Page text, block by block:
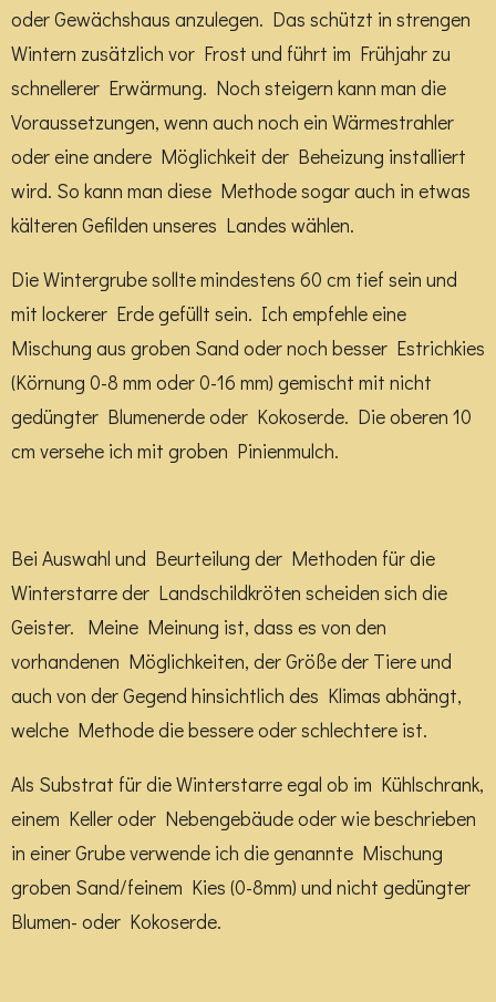
oder Gewächshaus anzulegen. Das schützt in strengen
Wintern zusätzlich vor Frost und führt im Frühjahr zu
schnellerer Erwärmung. Noch steigern kann man die
Voraussetzungen, wenn auch noch ein Wärmestrahler
oder eine andere Möglichkeit der Beheizung installiert
wird. So kann man diese Methode sogar auch in etwas
kälteren Gefilden unseres Landes wählen.
Die Wintergrube sollte mindestens 60 cm tief sein und
mit lockerer Erde gefüllt sein. Ich empfehle eine
Mischung aus groben Sand oder noch besser Estrichkies
(Körnung 0-8 mm oder 0-16 mm) gemischt mit nicht
gedüngter Blumenerde oder Kokoserde. Die oberen 10
cm versehe ich mit groben Pinienmulch.
Bei Auswahl und Beurteilung der Methoden für die
Winterstarre der Landschildkröten scheiden sich die
Geister. Meine Meinung ist, dass es von den
vorhandenen Möglichkeiten, der Größe der Tiere und
auch von der Gegend hinsichtlich des Klimas abhängt,
welche Methode die bessere oder schlechtere ist.
Als Substrat für die Winterstarre egal ob im Kühlschrank,
einem Keller oder Nebengebäude oder wie beschrieben
in einer Grube verwende ich die genannte Mischung
groben Sand/feinem Kies (0-8mm) und nicht gedüngter
Blumen- oder Kokoserde.